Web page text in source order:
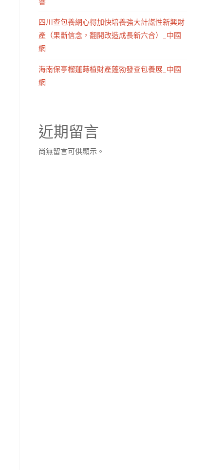
四川查包養網心得加快培養強大計謀性新興財
產（果斷信念，翻開改造成長新六合）_中國
網
海南保亭榴蓮蒔植財產蓬勃發查包養展_中國
網
近期留言
尚無留言可供顯示。